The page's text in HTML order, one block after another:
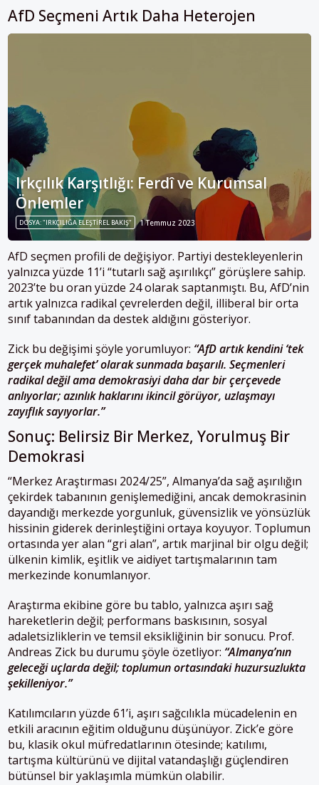
AfD Seçmeni Artık Daha Heterojen
Irkçılık Karşıtlığı: Ferdî ve Kurumsal
Önlemler
DOSYA: "IRKÇILIĞA ELEŞTIREL BAKIŞ" 1 Temmuz 2023
AfD seçmen profili de değişiyor. Partiyi destekleyenlerin
yalnızca yüzde 11’i “tutarlı sağ aşırılıkçı” görüşlere sahip.
2023’te bu oran yüzde 24 olarak saptanmıştı. Bu, AfD’nin
artık yalnızca radikal çevrelerden değil, illiberal bir orta
sınıf tabanından da destek aldığını gösteriyor.
Zick bu değişimi şöyle yorumluyor: “AfD artık kendini ‘tek
gerçek muhalefet’ olarak sunmada başarılı. Seçmenleri
radikal değil ama demokrasiyi daha dar bir çerçevede
anlıyorlar; azınlık haklarını ikincil görüyor, uzlaşmayı
zayıflık sayıyorlar.”
Sonuç: Belirsiz Bir Merkez, Yorulmuş Bir
Demokrasi
“Merkez Araştırması 2024/25”, Almanya’da sağ aşırılığın
çekirdek tabanının genişlemediğini, ancak demokrasinin
dayandığı merkezde yorgunluk, güvensizlik ve yönsüzlük
hissinin giderek derinleştiğini ortaya koyuyor. Toplumun
ortasında yer alan “gri alan”, artık marjinal bir olgu değil;
ülkenin kimlik, eşitlik ve aidiyet tartışmalarının tam
merkezinde konumlanıyor.
Araştırma ekibine göre bu tablo, yalnızca aşırı sağ
hareketlerin değil; performans baskısının, sosyal
adaletsizliklerin ve temsil eksikliğinin bir sonucu. Prof.
Andreas Zick bu durumu şöyle özetliyor: “Almanya’nın
geleceği uçlarda değil; toplumun ortasındaki huzursuzlukta
şekilleniyor.”
Katılımcıların yüzde 61’i, aşırı sağcılıkla mücadelenin en
etkili aracının eğitim olduğunu düşünüyor. Zick’e göre
bu, klasik okul müfredatlarının ötesinde; katılımı,
tartışma kültürünü ve dijital vatandaşlığı güçlendiren
bütünsel bir yaklaşımla mümkün olabilir.